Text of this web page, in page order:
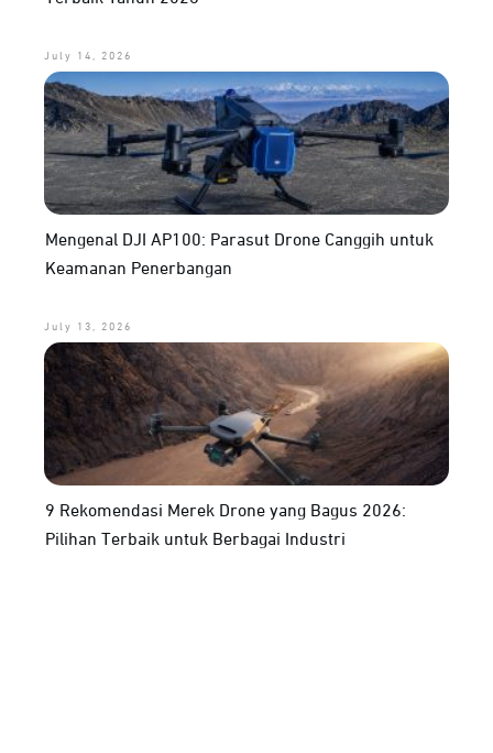
July 14, 2026
Mengenal DJI AP100: Parasut Drone Canggih untuk
Keamanan Penerbangan
July 13, 2026
9 Rekomendasi Merek Drone yang Bagus 2026:
Pilihan Terbaik untuk Berbagai Industri